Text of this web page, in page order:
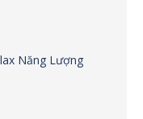
Năng Lượng